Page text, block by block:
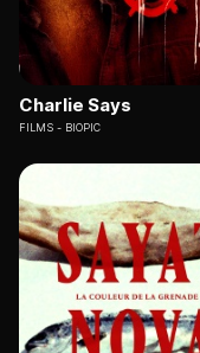
Charlie Says
FILMS BIOPIC